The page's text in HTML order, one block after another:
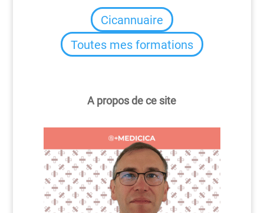
Cicannuaire
Toutes mes formations
A propos de ce site